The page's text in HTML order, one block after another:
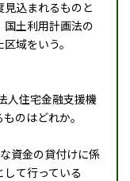
込まれるものと
国土利用計画法の
域をいう。
人住宅金融支援機
のはどれか。
資金の貸付けに係
て行っている